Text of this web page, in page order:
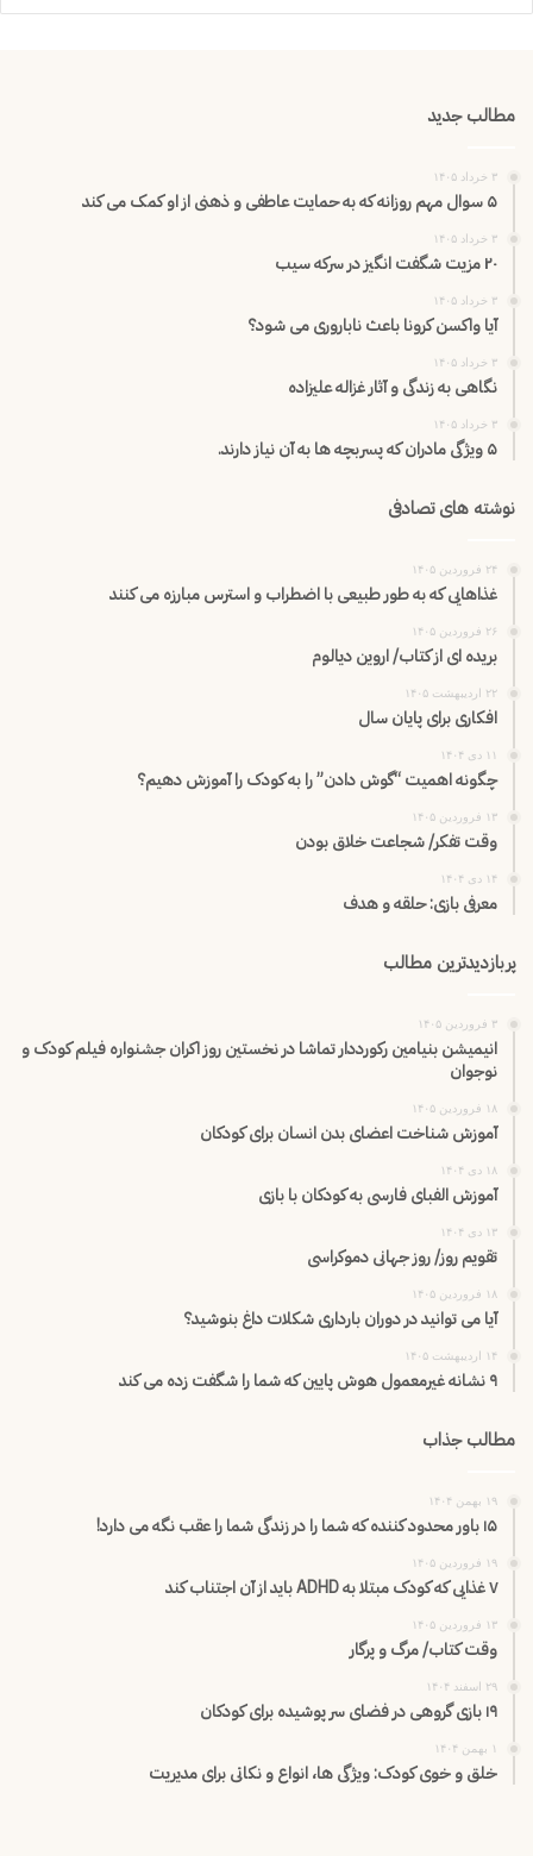
مطالب جدید
۳ خرداد ۱۴۰۵
۵ سوال مهم روزانه که به حمایت عاطفی و ذهنی از او کمک می کند
۳ خرداد ۱۴۰۵
۲۰ مزیت شگفت انگیز در سرکه سیب
۳ خرداد ۱۴۰۵
آیا واکسن کرونا باعث ناباروری می شود؟
۳ خرداد ۱۴۰۵
نگاهی به زندگی و آثار غزاله علیزاده
۳ خرداد ۱۴۰۵
۵ ویژگی مادران که پسربچه ها به آن نیاز دارند.
نوشته های تصادفی
۲۴ فروردین ۱۴۰۵
غذاهایی که به طور طبیعی با اضطراب و استرس مبارزه می کنند
۲۶ فروردین ۱۴۰۵
بریده ای از کتاب/ اروین دیالوم
۲۲ اردیبهشت ۱۴۰۵
افکاری برای پایان سال
۱۱ دی ۱۴۰۴
چگونه اهمیت “گوش دادن” را به کودک را آموزش دهیم؟
۱۳ فروردین ۱۴۰۵
وقت تفکر/ شجاعت خلاق بودن
۱۴ دی ۱۴۰۴
معرفی بازی: حلقه و هدف
پربازدیدترین مطالب
۳ فروردین ۱۴۰۵
انیمیشن بنیامین رکورددار تماشا در نخستین روز اکران‌ جشنواره فیلم کودک و
نوجوان
۱۸ فروردین ۱۴۰۵
آموزش شناخت اعضای بدن انسان برای کودکان
۱۸ دی ۱۴۰۴
آموزش الفبای فارسی به کودکان با بازی
۱۳ دی ۱۴۰۴
تقویم روز/ روز جهانی دموکراسی
۱۸ فروردین ۱۴۰۵
آیا می توانید در دوران بارداری شکلات داغ بنوشید؟
۱۴ اردیبهشت ۱۴۰۵
۹ نشانه غیرمعمول هوش پایین که شما را شگفت زده می کند
مطالب جذاب
۱۹ بهمن ۱۴۰۴
۱۵ باور محدود کننده که شما را در زندگی شما را عقب نگه می دارد!
۱۹ فروردین ۱۴۰۵
۷ غذایی که کودک مبتلا به ADHD باید از آن اجتناب کند
۱۳ فروردین ۱۴۰۵
وقت کتاب/ مرگ و پرگار
۲۹ اسفند ۱۴۰۴
۱۹ بازی گروهی در فضای سر پوشیده برای کودکان
۱ بهمن ۱۴۰۴
خلق و خوی کودک: ویژگی ها، انواع و نکاتی برای مدیریت